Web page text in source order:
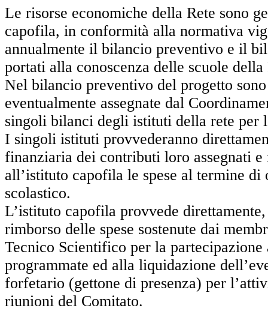
Le risorse economiche della Rete sono
capofila, in conformità alla normativa
annualmente il bilancio preventivo e il
portati alla conoscenza delle scuole della
Nel bilancio preventivo del progetto
eventualmente assegnate dal
singoli bilanci degli istituti della rete per
I singoli istituti provvederanno
finanziaria dei contributi loro assegnati e
all’istituto capofila le spese al termine di
scolastico.
L’istituto capofila provvede
rimborso delle spese sostenute dai
Tecnico Scientifico per la
programmate ed alla liquidazione
forfetario (gettone di presenza) per
riunioni del Comitato.